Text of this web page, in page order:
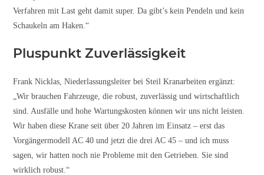
Verfahren mit Last geht damit super. Da gibt’s kein Pendeln und kein
Schaukeln am Haken.“
Pluspunkt Zuverlässigkeit
Frank Nicklas, Niederlassungsleiter bei Steil Kranarbeiten ergänzt:
„Wir brauchen Fahrzeuge, die robust, zuverlässig und wirtschaftlich
sind. Ausfälle und hohe Wartungskosten können wir uns nicht leisten.
Wir haben diese Krane seit über 20 Jahren im Einsatz – erst das
Vorgängermodell AC 40 und jetzt die drei AC 45 – und ich muss
sagen, wir hatten noch nie Probleme mit den Getrieben. Sie sind
wirklich robust.“